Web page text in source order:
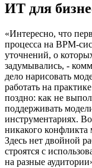
ИТ для
«Интересно, что
процесса на BPM-
уточнений, о
задумывались, -
дело нарисовать
работать на
поздно: как не
поддерживать
инструментариях.
никакого
Здесь нет двойной
строятся с
на разные